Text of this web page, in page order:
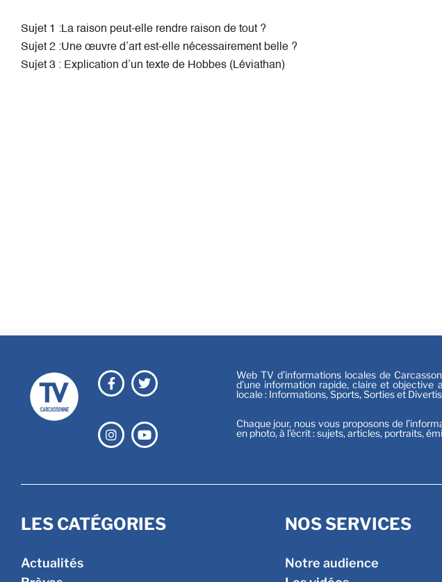
Sujet 1 :La raison peut-elle rendre raison de tout ?
Sujet 2 :Une œuvre d’art est-elle nécessairement belle ?
Sujet 3 : Explication d’un texte de Hobbes (Léviathan)
Web TV d’informations locales de
d’une information rapide, claire et objective
locale : Informations, Sports, Sorties et
Chaque jour, nous vous proposons de
en photo, à l’écrit : sujets, articles, portraits,
LES CATÉGORIES
Actualités
NOS SERVICES
Notre audience